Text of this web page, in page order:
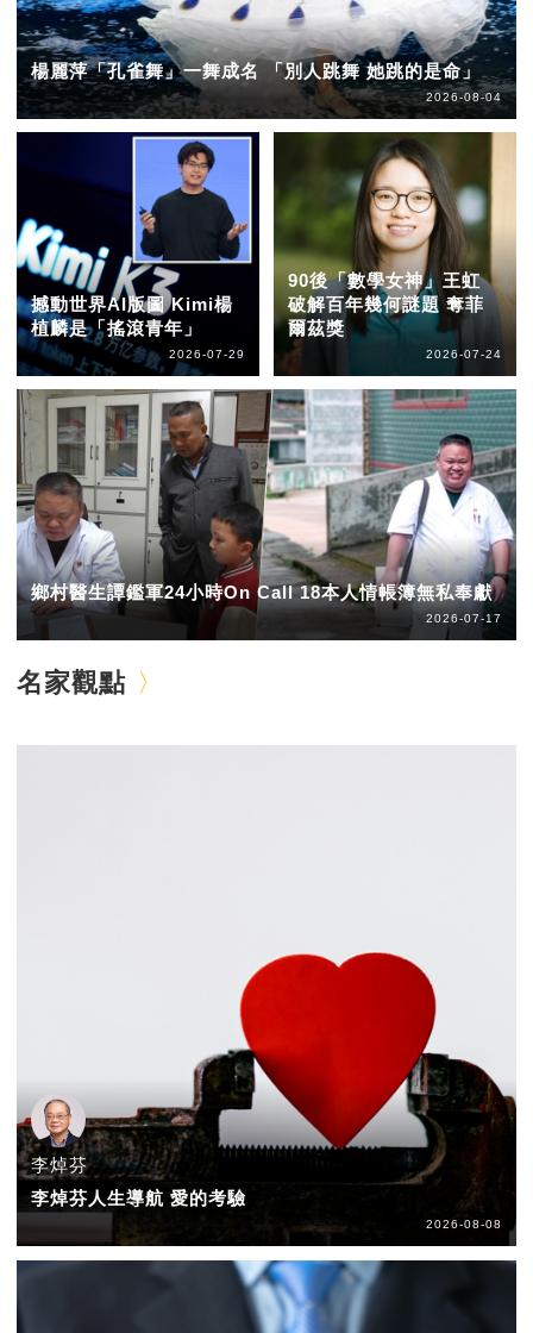
楊麗萍「孔雀舞」一舞成名 「別人跳舞 她跳的是命」
2026-08-04
撼動世界AI版圖 Kimi楊
植麟是「搖滾青年」
2026-07-29
90後「數學女神」王虹
破解百年幾何謎題 奪菲
爾茲獎
2026-07-24
鄉村醫生譚鑑軍24小時On Call 18本人情帳簿無私奉獻
2026-07-17
名家觀點
李焯芬
李焯芬人生導航 愛的考驗
2026-08-08